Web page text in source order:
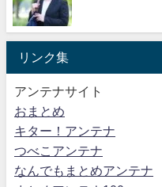
リンク集
アンテナサイト
おまとめ
キター！アンテナ
つべこアンテナ
なんでもまとめアンテナ